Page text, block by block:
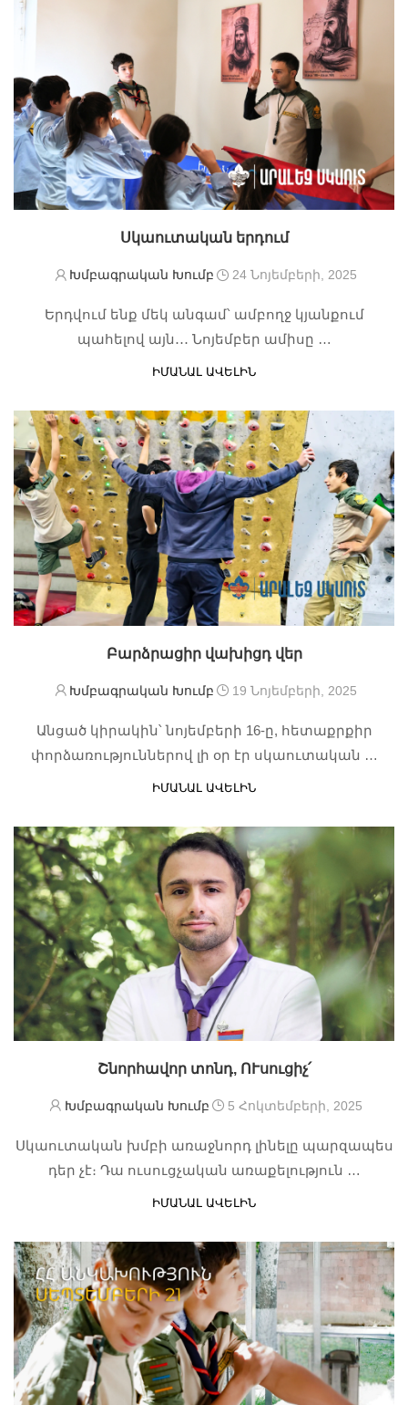
Սկաուտական երդում
Խմբագրական Խումբ 24 Նոյեմբերի, 2025
Երդվում ենք մեկ անգամ՝ ամբողջ կյանքում
պահելով այն․․․ Նոյեմբեր ամիսը …
ԻՄԱՆԱԼ ԱՎԵԼԻՆ
Բարձրացիր վախիցդ վեր
Խմբագրական Խումբ 19 Նոյեմբերի, 2025
Անցած կիրակին՝ նոյեմբերի 16-ը, հետաքրքիր
փորձառություններով լի օր էր սկաուտական …
ԻՄԱՆԱԼ ԱՎԵԼԻՆ
Շնորհավոր տոնդ, ՈՒսուցիչ՛
Խմբագրական Խումբ 5 Հոկտեմբերի, 2025
Սկաուտական խմբի առաջնորդ լինելը պարզապես
դեր չէ։ Դա ուսուցչական առաքելություն …
ԻՄԱՆԱԼ ԱՎԵԼԻՆ